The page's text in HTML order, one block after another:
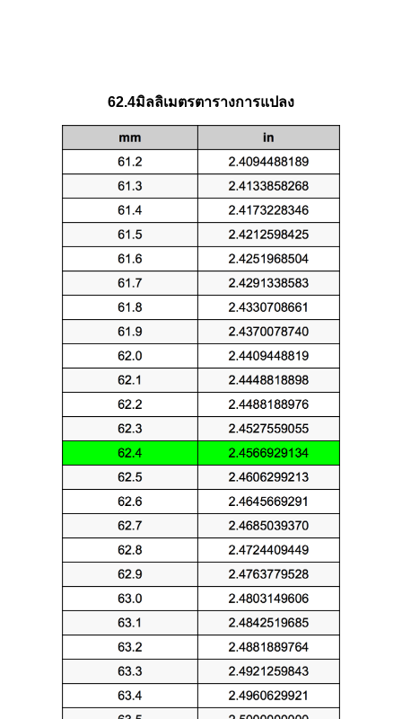
62.4มิลลิเมตรตารางการแปลง